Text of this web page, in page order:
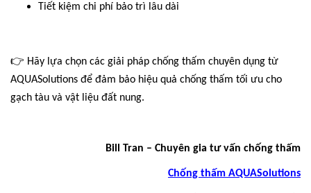
Tiết kiệm chi phí bảo trì lâu dài
👉 Hãy lựa chọn các giải pháp chống thấm chuyên dụng từ
AQUASolutions để đảm bảo hiệu quả chống thấm tối ưu cho
gạch tàu và vật liệu đất nung.
Bill Tran – Chuyên gia tư vấn chống thấm
Chống thấm AQUASolutions